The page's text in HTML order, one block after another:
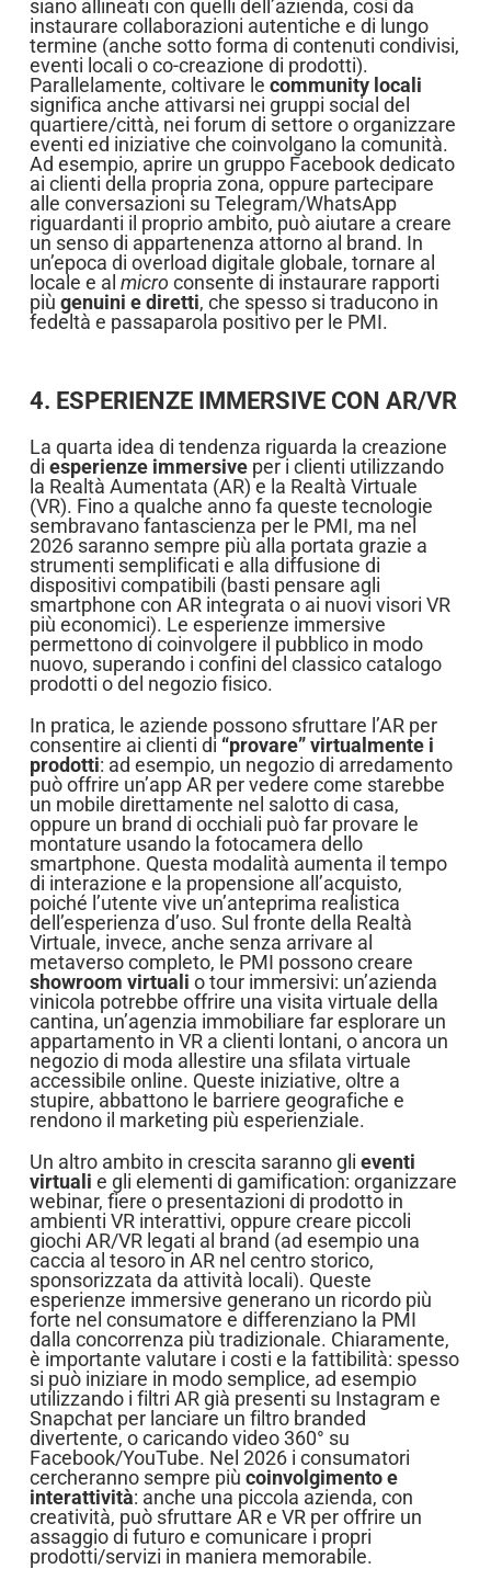
siano allineati con quelli dell’azienda, così da
instaurare collaborazioni autentiche e di lungo
termine (anche sotto forma di contenuti condivisi,
eventi locali o co-creazione di prodotti).
Parallelamente, coltivare le community locali
significa anche attivarsi nei gruppi social del
quartiere/città, nei forum di settore o organizzare
eventi ed iniziative che coinvolgano la comunità.
Ad esempio, aprire un gruppo Facebook dedicato
ai clienti della propria zona, oppure partecipare
alle conversazioni su Telegram/WhatsApp
riguardanti il proprio ambito, può aiutare a creare
un senso di appartenenza attorno al brand. In
un’epoca di overload digitale globale, tornare al
locale e al microconsente di instaurare rapporti
più genuini e diretti, che spesso si traducono in
fedeltà e passaparola positivo per le PMI.
4. ESPERIENZE IMMERSIVE CON AR/VR
La quarta idea di tendenza riguarda la creazione
di esperienze immersiveper i clienti utilizzando
la Realtà Aumentata (AR) e la Realtà Virtuale
(VR). Fino a qualche anno fa queste tecnologie
sembravano fantascienza per le PMI, ma nel
2026 saranno sempre più alla portata grazie a
strumenti semplificati e alla diffusione di
dispositivi compatibili (basti pensare agli
smartphone con AR integrata o ai nuovi visori VR
più economici). Le esperienze immersive
permettono di coinvolgere il pubblico in modo
nuovo, superando i confini del classico catalogo
prodotti o del negozio fisico.
In pratica, le aziende possono sfruttare l’AR per
consentire ai clienti di “provare” virtualmente i
prodotti: ad esempio, un negozio di arredamento
può offrire un’app AR per vedere come starebbe
un mobile direttamente nel salotto di casa,
oppure un brand di occhiali può far provare le
montature usando la fotocamera dello
smartphone. Questa modalità aumenta il tempo
di interazione e la propensione all’acquisto,
poiché l’utente vive un’anteprima realistica
dell’esperienza d’uso. Sul fronte della Realtà
Virtuale, invece, anche senza arrivare al
metaverso completo, le PMI possono creare
showroom virtuali o tour immersivi: un’azienda
vinicola potrebbe offrire una visita virtuale della
cantina, un’agenzia immobiliare far esplorare un
appartamento in VR a clienti lontani, o ancora un
negozio di moda allestire una sfilata virtuale
accessibile online. Queste iniziative, oltre a
stupire, abbattono le barriere geografiche e
rendono il marketing più esperienziale.
Un altro ambito in crescita saranno gli eventi
virtuali e gli elementi di gamification: organizzare
webinar, fiere o presentazioni di prodotto in
ambienti VR interattivi, oppure creare piccoli
giochi AR/VR legati al brand (ad esempio una
caccia al tesoro in AR nel centro storico,
sponsorizzata da attività locali). Queste
esperienze immersive generano un ricordo più
forte nel consumatore e differenziano la PMI
dalla concorrenza più tradizionale. Chiaramente,
è importante valutare i costi e la fattibilità: spesso
si può iniziare in modo semplice, ad esempio
utilizzando i filtri AR già presenti su Instagram e
Snapchat per lanciare un filtro branded
divertente, o caricando video 360° su
Facebook/YouTube. Nel 2026 i consumatori
cercheranno sempre più coinvolgimento e
interattività: anche una piccola azienda, con
creatività, può sfruttare AR e VR per offrire un
assaggio di futuro e comunicare i propri
prodotti/servizi in maniera memorabile.